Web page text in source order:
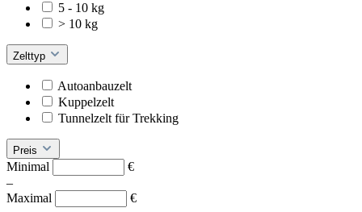
5 - 10 kg
> 10 kg
Zelttyp
Autoanbauzelt
Kuppelzelt
Tunnelzelt für Trekking
Preis
Minimal
€
–
Maximal
€